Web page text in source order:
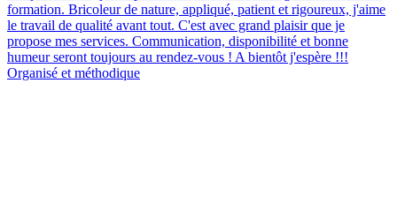
formation. Bricoleur de nature, appliqué, patient et rigoureux, j'aime
le travail de qualité avant tout. C'est avec grand plaisir que je
propose mes services. Communication, disponibilité et bonne
humeur seront toujours au rendez-vous ! A bientôt j'espère !!!
Organisé et méthodique